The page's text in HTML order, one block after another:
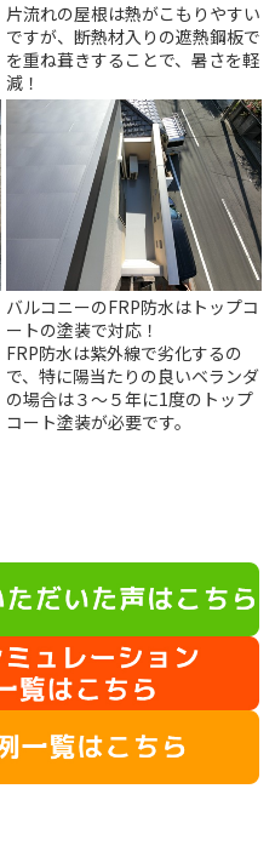
片流れの屋根は熱がこもりやすい
ですが、断熱材入りの遮熱鋼板で
を重ね葺きすることで、暑さを軽
減！
バルコニーのFRP防水はトップコ
ートの塗装で対応！
FRP防水は紫外線で劣化するの
で、特に陽当たりの良いベランダ
の場合は３～５年に1度のトップ
コート塗装が必要です。